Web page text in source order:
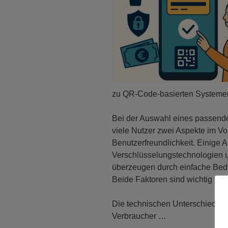
zu QR-Code-basierten
Bei der Auswahl eines
viele Nutzer zwei Aspekte im
Benutzerfreundlichkeit. Einige
Verschlüsselungstechnologien
überzeugen durch einfache
Beide Faktoren sind wichtig für
Die technischen Unterschiede
Verbraucher …